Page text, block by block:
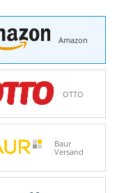
Amazon
OTTO
Baur
Versand